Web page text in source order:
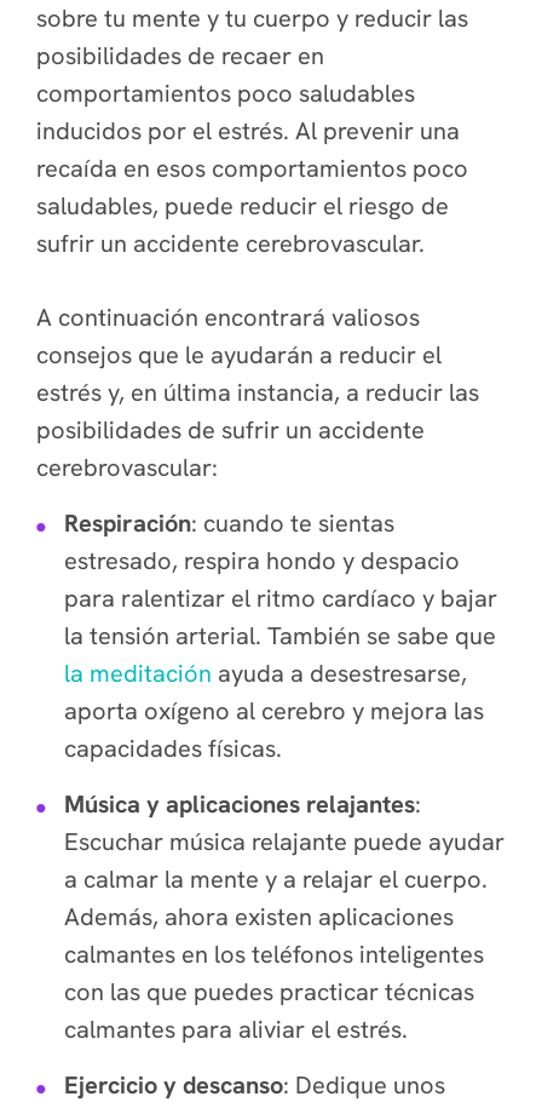
sobre tu mente y tu cuerpo y reducir las
posibilidades de recaer en
comportamientos poco saludables
inducidos por el estrés. Al prevenir una
recaída en esos comportamientos poco
saludables, puede reducir el riesgo de
sufrir un accidente cerebrovascular.
A continuación encontrará valiosos
consejos que le ayudarán a reducir el
estrés y, en última instancia, a reducir las
posibilidades de sufrir un accidente
cerebrovascular:
Respiración: cuando te sientas
estresado, respira hondo y despacio
para ralentizar el ritmo cardíaco y bajar
la tensión arterial. También se sabe que
la meditación ayuda a desestresarse,
aporta oxígeno al cerebro y mejora las
capacidades físicas.
Música y aplicaciones relajantes:
Escuchar música relajante puede ayudar
a calmar la mente y a relajar el cuerpo.
Además, ahora existen aplicaciones
calmantes en los teléfonos inteligentes
con las que puedes practicar técnicas
calmantes para aliviar el estrés.
Ejercicio y descanso: Dedique unos